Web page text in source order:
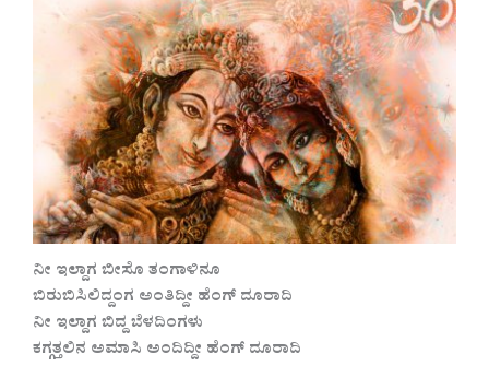
ನೀ ಇಲ್ದಾಗ ಬೀಸೊ ತಂಗಾಳಿನೂ
ಬಿರುಬಿಸಿಲಿದ್ದಂಗ ಅಂತಿದ್ದೀ ಹೆಂಗ್ ದೂರಾದಿ
ನೀ ಇಲ್ದಾಗ ಬಿದ್ದ ಬೆಳದಿಂಗಳು
ಕಗ್ಗತ್ತಲಿನ ಅಮಾಸಿ ಅಂದಿದ್ದೀ ಹೆಂಗ್ ದೂರಾದಿ